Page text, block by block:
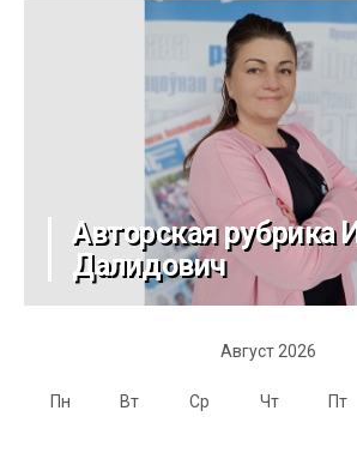
Авторская рубрика
Далидович
Август 2026
Пн Вт Ср Чт Пт